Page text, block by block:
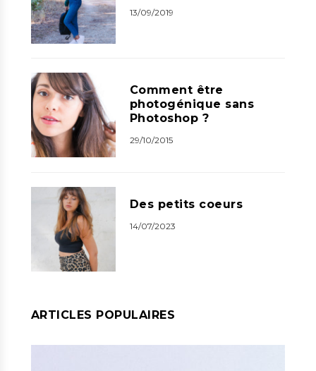
13/09/2019
Comment être
photogénique sans
Photoshop ?
29/10/2015
Des petits coeurs
14/07/2023
ARTICLES POPULAIRES